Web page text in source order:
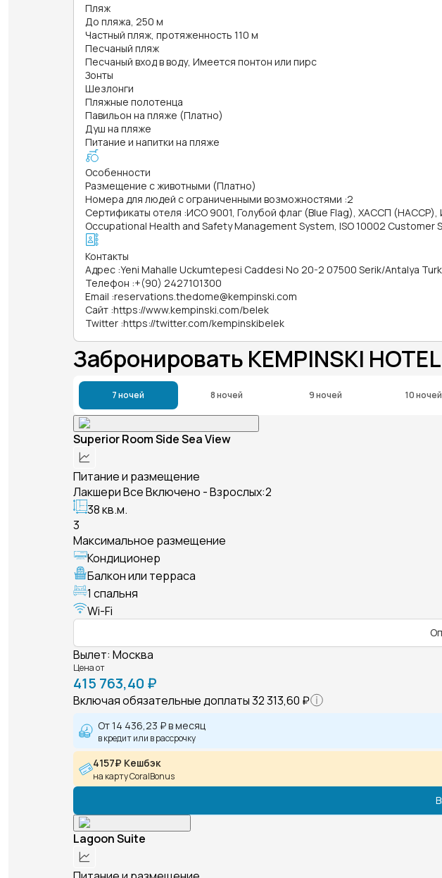
Пляж
До пляжа, 250 м
Частный пляж, протяженность 110 м
Песчаный пляж
Песчаный вход в воду, Имеется понтон или пирс
Зонты
Шезлонги
Пляжные полотенца
Павильон на пляже (Платно)
Душ на пляже
Питание и напитки на пляже
Особенности
Размещение с животными (Платно)
Номера для людей с ограниченными возможностями :2
Сертификаты отеля :ИСО 9001, Голубой флаг (Blue Flag), ХАССП
Occupational Health and Safety Management System, ISO 10002
Контакты
Адрес :Yeni Mahalle Uckumtepesi Caddesi No 20-2 07500 Serik/Antalya
Телефон :+(90) 2427101300
Email :reservations.thedome@kempinski.com
Сайт :https://www.kempinski.com/belek
Twitter :https://twitter.com/kempinskibelek
Забронировать KEMPINSKI HOTEL
7 ночей 8 ночей 9 ночей 10 ночей
Superior Room Side Sea View
Питание и размещение
Лакшери Все Включено - Взрослых:2
38 кв.м.
3
Максимальное размещение
Кондиционер
Балкон или терраса
1 спальня
Wi-Fi
Вылет: Москва
Цена от
415 763,40 ₽
Включая обязательные доплаты32 313,60 ₽
От14 436,23 ₽в месяц
в кредит или в рассрочку
4157₽ Кешбэк
на карту CoralBonus
Lagoon Suite